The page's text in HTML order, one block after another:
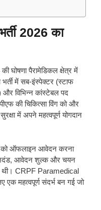
2026 का
घोषणा पैरामेडिकल क्षेत्र में
में सब-इंस्पेक्टर (स्टाफ
और विभिन्न कांस्टेबल पद
की चिकित्सा विंग को और
में अपने महत्वपूर्ण योगदान
को ऑफलाइन आवेदन करना
आवेदन शुल्क और चयन
थी। CRPF Paramedical
एक महत्वपूर्ण संदर्भ बन गई जो